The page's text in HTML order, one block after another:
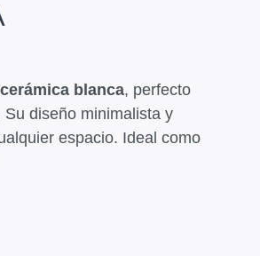
blanca, perfecto
Su diseño minimalista y
espacio. Ideal como